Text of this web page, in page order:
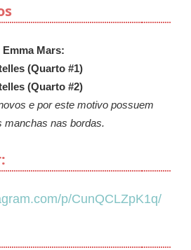
Emma Mars:
(Quarto #1)
(Quarto #2)
e por este motivo possuem
manchas nas bordas.
p/CunQCLZpK1q/